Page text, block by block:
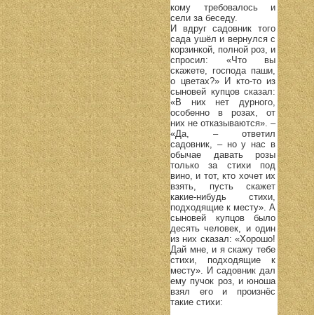
кому требовалось и
сели за беседу.
И вдруг садовник того
сада ушёл и вернулся с
корзинкой, полной роз, и
спросил: «Что вы
скажете, господа паши,
о цветах?» И кто-то из
сыновей купцов сказал:
«В них нет дурного,
особенно в розах, от
них не отказываются». –
«Да, – ответил
садовник, – но у нас в
обычае давать розы
только за стихи под
вино, и тот, кто хочет их
взять, пусть скажет
какие-нибудь стихи,
подходящие к месту». А
сыновей купцов было
десять человек, и один
из них сказал: «Хорошо!
Дай мне, и я скажу тебе
стихи, подходящие к
месту». И садовник дал
ему пучок роз, и юноша
взял его и произнёс
такие стихи: